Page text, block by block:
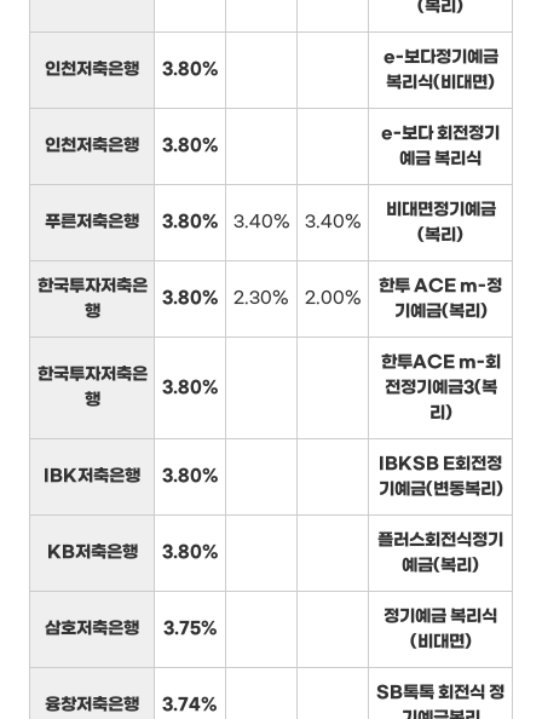
(복리)
인천저축은행 3.80%
e-보다정기예금
복리식(비대면)
인천저축은행 3.80%
e-보다 회전정기
예금 복리식
푸른저축은행 3.80% 3.40% 3.40%
비대면정기예금
(복리)
한국투자저축은
행
3.80% 2.30% 2.00%
한투 ACE m-정
기예금(복리)
한국투자저축은
행
3.80%
한투ACE m-회
전정기예금3(복
리)
IBK저축은행 3.80%
IBKSB E회전정
기예금(변동복리)
KB저축은행 3.80%
플러스회전식정기
예금(복리)
삼호저축은행 3.75%
정기예금 복리식
(비대면)
융창저축은행 3.74%
SB톡톡 회전식 정